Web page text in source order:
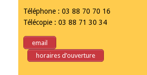
Téléphone : 03 88 70 70 16
Télécopie : 03 88 71 30 34
email
horaires d’ouverture